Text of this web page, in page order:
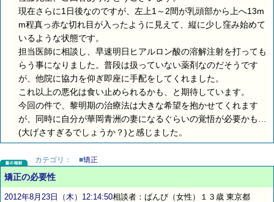
現在さらに1日後なのですが、左上1～2間が乳頭部から上へ13m
m程真っ赤な切れ目が入ったように見えて、縦に少し窪み始めて
いるような状態です。
担当医師に相談し、早速明日ヒアルロン酸の溶解注射を打っても
らう事になりました。普段は扱っていない薬剤なのだそうです
が、他院に協力を仰ぎ即座に手配をしてくれました。
これ以上の悪化は食い止められるかも、と期待しています。
今回の件で、黎明期の治療法は大きな希望を抱かせてくれます
が、同時に自分が華岡青洲の妻になるぐらいの覚悟が必要かも…
(大げさすぎるでしょうか？)と感じました。
カテゴリ： ■矯正
矯正の必要性
2012年8月23日（木）12:14:50相談者：ばんび（女性）１３歳 東京都